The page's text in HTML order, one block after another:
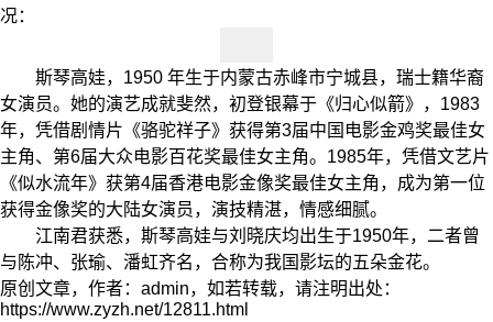
况：
斯琴高娃，1950 年生于内蒙古赤峰市宁城县，瑞士籍华裔
女演员。她的演艺成就斐然，初登银幕于《归心似箭》，1983
年，凭借剧情片《骆驼祥子》获得第3届中国电影金鸡奖最佳女
主角、第6届大众电影百花奖最佳女主角。1985年，凭借文艺片
《似水流年》获第4届香港电影金像奖最佳女主角，成为第一位
获得金像奖的大陆女演员，演技精湛，情感细腻。
江南君获悉，斯琴高娃与刘晓庆均出生于1950年，二者曾
与陈冲、张瑜、潘虹齐名，合称为我国影坛的五朵金花。
原创文章，作者：admin，如若转载，请注明出处：
https://www.zyzh.net/12811.html